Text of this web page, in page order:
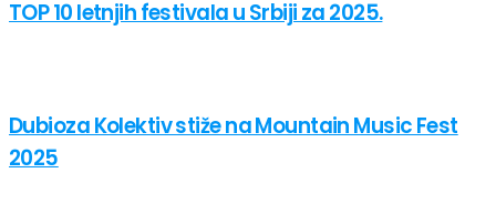
TOP 10 letnjih festivala u Srbiji za 2025.
Dubioza Kolektiv stiže na Mountain Music Fest
2025